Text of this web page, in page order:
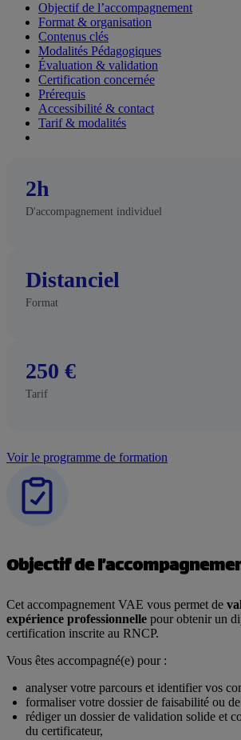
Objectif de l’accompagnement
Format & organisation
Contenus clés
Modalités Pédagogiques
Évaluation & validation
Certification concernée
Prérequis
Accessibilité & contact
Tarif & modalités
2h
D'accompagnement individuel
Distanciel
Format
250 €
Tarif
Voir le programme de formation
Objectif de
Cet accompagnement VAE vous permet de
expérience professionnelle pour obtenir un
certification inscrite au RNCP.
Vous êtes accompagné(e) pour :
analyser votre parcours et identifier vos
formaliser votre dossier de faisabilité ou
rédiger un dossier de validation solide et
du certificateur,